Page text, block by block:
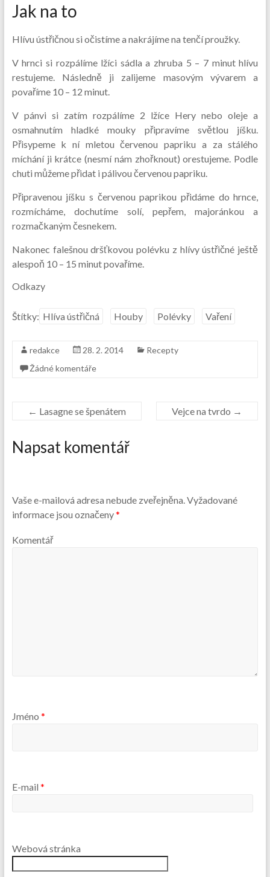
Jak na to
Hlívu ústřičnou si očistíme a nakrájíme na tenčí proužky.
V hrnci si rozpálíme lžíci sádla a zhruba 5 – 7 minut hlívu
restujeme. Následně ji zalijeme masovým vývarem a
povaříme 10 – 12 minut.
V pánvi si zatím rozpálíme 2 lžíce Hery nebo oleje a
osmahnutím hladké mouky připravíme světlou jíšku.
Přisypeme k ní mletou červenou papriku a za stálého
míchání ji krátce (nesmí nám zhořknout) orestujeme. Podle
chuti můžeme přidat i pálivou červenou papriku.
Připravenou jíšku s červenou paprikou přidáme do hrnce,
rozmícháme, dochutíme solí, pepřem, majoránkou a
rozmačkaným česnekem.
Nakonec falešnou dršťkovou polévku z hlívy ústřičné ještě
alespoň 10 – 15 minut povaříme.
Odkazy
Štítky: Hlíva ústřičná Houby Polévky Vaření
redakce 28. 2. 2014
Recepty
Žádné komentáře
← Lasagne se špenátem Vejce na tvrdo →
Napsat komentář
Vaše e-mailová adresa nebude zveřejněna.Vyžadované
informace jsou označeny*
Komentář
Jméno *
E-mail *
Webová stránka